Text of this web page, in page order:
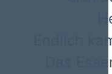
Endlich
Das